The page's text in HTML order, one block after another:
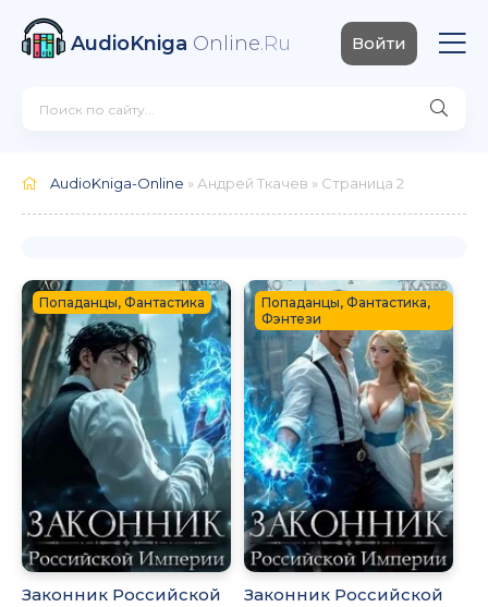
AudioKniga Online.Ru Войти
AudioKniga-Online » Андрей Ткачев » Страница 2
Попаданцы, Фантастика
Законник Российской
Попаданцы, Фантастика,
Фэнтези
Законник Российской